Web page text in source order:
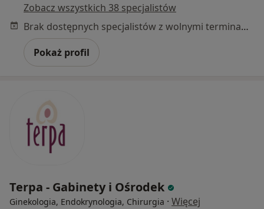
Zobacz wszystkich 38 specjalistów
Brak dostępnych specjalistów z wolnymi terminami w tym centrum medycznym.
Pokaż profil
Terpa - Gabinety i Ośrodek
Ginekologia, Endokrynologia, Chirurgia · Więcej